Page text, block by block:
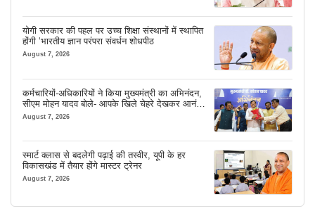
योगी सरकार की पहल पर उच्च शिक्षा संस्थानों में स्थापित
होंगी ‘भारतीय ज्ञान परंपरा संवर्धन शोधपीठ
August 7, 2026
कर्मचारियों-अधिकारियों ने किया मुख्यमंत्री का अभिनंदन,
सीएम मोहन यादव बोले- आपके खिले चेहरे देखकर आनंद
आता है
August 7, 2026
स्मार्ट क्लास से बदलेगी पढ़ाई की तस्वीर, यूपी के हर
विकासखंड में तैयार होंगे मास्टर ट्रेनर
August 7, 2026